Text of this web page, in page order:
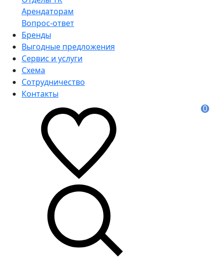
Арендаторам
Вопрос-ответ
Бренды
Выгодные предложения
Сервис и услуги
Схема
Сотрудничество
Контакты
0